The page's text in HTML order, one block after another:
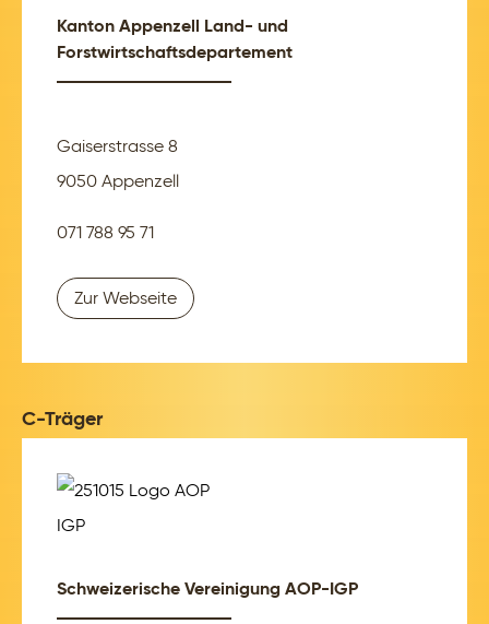
Kanton Appenzell Land- und
Forstwirtschaftsdepartement
Gaiserstrasse 8
9050 Appenzell
071 788 95 71
Zur Webseite
C-Träger
Schweizerische Vereinigung AOP-IGP